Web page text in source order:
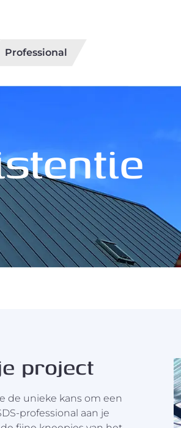
Professional
project
de unieke kans om een
professional aan je